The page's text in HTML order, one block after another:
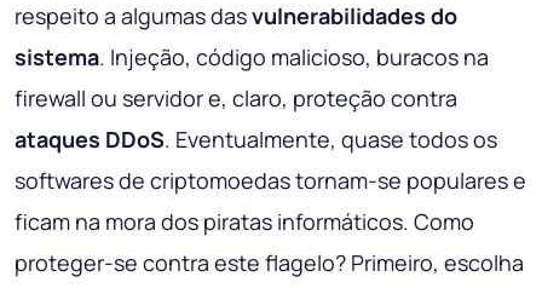
respeito a algumas dasvulnerabilidades do
sistema. Injeção, código malicioso, buracos na
firewall ou servidor e, claro, proteção contra
ataques DDoS. Eventualmente, quase todos os
softwares de criptomoedas tornam-se populares e
ficam na mora dos piratas informáticos. Como
proteger-se contra este flagelo? Primeiro, escolha